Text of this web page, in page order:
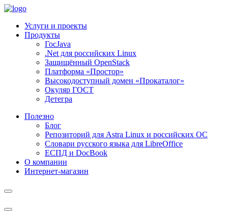
Услуги и проекты
Продукты
ГосJava
.Net для российских Linux
Защищённый OpenStack
Платформа «Простор»
Высокодоступный домен «Прокаталог»
Окуляр ГОСТ
Детегра
Полезно
Блог
Репозиторий для Astra Linux и российских ОС
Словари русского языка для LibreOffice
ЕСПД и DocBook
О компании
Интернет-магазин